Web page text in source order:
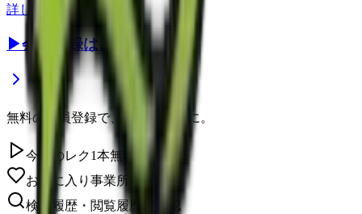
詳しく見る
▶会員登録はこちら
無料の会員登録で、さらに便利に。
今日のレク1本無料視聴
お気に入り事業所を保存
検索履歴・閲覧履歴の確認